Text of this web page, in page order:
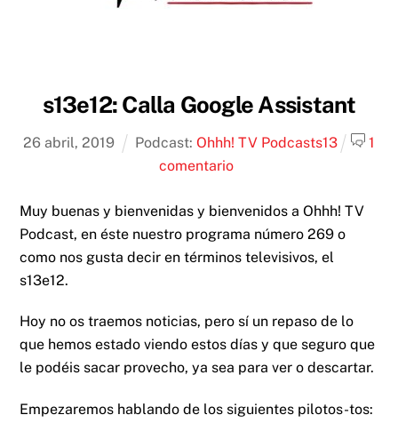
s13e12: Calla Google Assistant
26 abril,2019 Podcast: Ohhh! TV Podcasts13
1
comentario
Muy buenas y bienvenidas y bienvenidos a Ohhh! TV
Podcast, en éste nuestro programa número 269 o
como nos gusta decir en términos televisivos, el
s13e12.
Hoy no os traemos noticias, pero sí un repaso de lo
que hemos estado viendo estos días y que seguro que
le podéis sacar provecho, ya sea para ver o descartar.
Empezaremos hablando de los siguientes pilotos-tos: